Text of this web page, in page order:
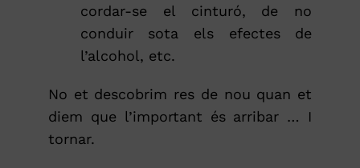
cordar-se el cinturó, de no
conduir sota els efectes de
l’alcohol, etc.
No et descobrim res de nou quan et
diem que l’important és arribar … I
tornar.